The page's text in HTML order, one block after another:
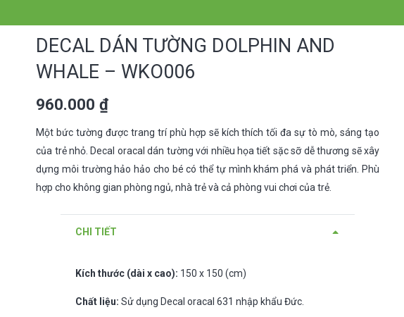
DECAL DÁN TƯỜNG DOLPHIN AND
WHALE – WKO006
960.000₫
Một bức tường được trang trí phù hợp sẽ kích thích tối đa sự tò mò, sáng tạo
của trẻ nhỏ. Decal oracal dán tường với nhiều họa tiết sặc sỡ dễ thương sẽ xây
dựng môi trường hảo hảo cho bé có thể tự mình khám phá và phát triển. Phù
hợp cho không gian phòng ngủ, nhà trẻ và cả phòng vui chơi của trẻ.
CHI TIẾT
Kích thước (dài x cao): 150 x 150 (cm)
Chất liệu:Sử dụng Decal oracal 631 nhập khẩu Đức.